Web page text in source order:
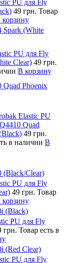
PU для Fly
49 грн. Товар
Spark (White
PU для Fly
Clear) 49 грн.
В корзину
Quad Phoenix
Elastic PU
Quad
49 грн.
в наличии В
(Black/Clear)
PU для Fly
49 грн. Товар
(Black)
PU для Fly
грн. Товар есть в
(Red Clear)
PU для Fly